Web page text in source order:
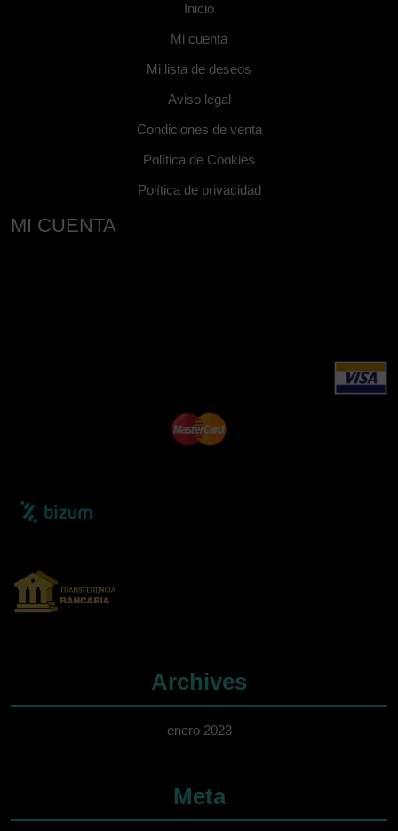
Inicio
Mi cuenta
Mi lista de deseos
Aviso legal
Condiciones de venta
Política de Cookies
Política de privacidad
MI CUENTA
Archives
enero 2023
Meta